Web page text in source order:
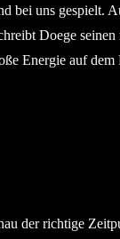
bei uns gespielt.
Doege
Energie auf
der richtige